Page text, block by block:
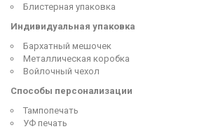
Блистерная упаковка
Индивидуальная упаковка
Бархатный мешочек
Металлическая коробка
Войлочный чехол
Способы персонализации
Тампопечать
УФ печать